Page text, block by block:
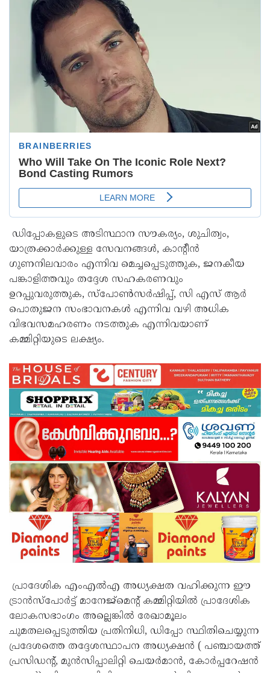
ഡിപ്പോകളുടെ അടിസ്ഥാന സൗകര്യം, ശുചിത്വം,
യാത്രക്കാർക്കുള്ള സേവനങ്ങൾ, കാന്റീൻ
ഗുണനിലവാരം എന്നിവ മെച്ചപ്പെടുത്തുക, ജനകീയ
പങ്കാളിത്തവും തദ്ദേശ സഹകരണവും
ഉറപ്പുവരുത്തുക, സ്പോൺസർഷിപ്പ്, സി എസ് ആർ
പൊതുജന സംഭാവനകൾ എന്നിവ വഴി അധിക
വിഭവസമഹരണം നടത്തുക എന്നിവയാണ്
കമ്മിറ്റിയുടെ ലക്ഷ്യം.
പ്രാദേശിക എംഎൽഎ അധ്യക്ഷത വഹിക്കുന്ന ഈ
ട്രാൻസ്പോർട്ട് മാനേജ്മെന്റ് കമ്മിറ്റിയിൽ പ്രാദേശിക
ലോകസഭാംഗം അല്ലെങ്കിൽ രേഖാമൂലം
ചുമതലപ്പെടുത്തിയ പ്രതിനിധി, ഡിപ്പോ സ്ഥിതിചെയ്യുന്ന
പ്രദേശത്തെ തദ്ദേശസ്ഥാപന അധ്യക്ഷൻ ( പഞ്ചായത്ത്
പ്രസിഡന്റ്, മുൻസിപ്പാലിറ്റി ചെയർമാൻ, കോർപ്പറേഷൻ